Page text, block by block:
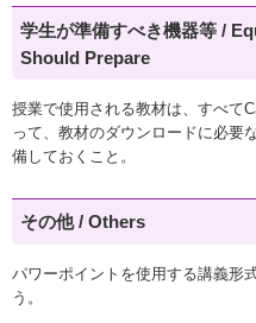
学生が準備すべき機器等 /
Should Prepare
授業で使用される教材は、すべて
って、教材のダウンロードに必要
備しておくこと。
その他 / Others
パワーポイントを使用する講義形
う。